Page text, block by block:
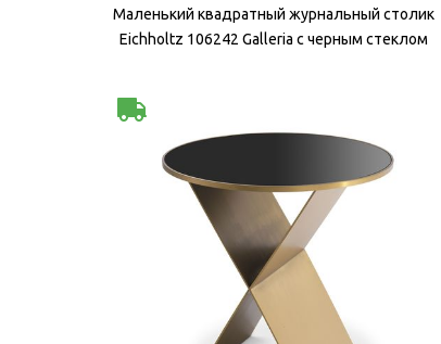
Маленький квадратный журнальный столик
Eichholtz 106242 Galleria с черным стеклом